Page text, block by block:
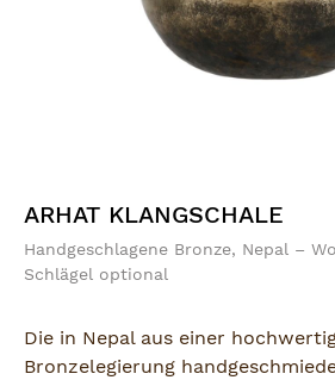
ARHAT KLANGSCHALE
Handgeschlagene Bronze, Nepal –
Schlägel optional
Die in Nepal aus einer
Bronzelegierung